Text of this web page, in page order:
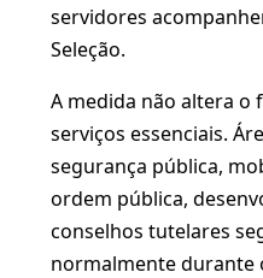
servidores
Seleção.
A medida não altera o
serviços essenciais.
segurança pública,
ordem pública,
conselhos tutelares
normalmente durante